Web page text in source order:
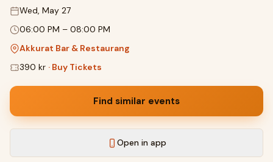
Wed, May 27
06:00 PM – 08:00 PM
Akkurat Bar & Restaurang
390 kr · Buy Tickets
Find similar events
Open in app